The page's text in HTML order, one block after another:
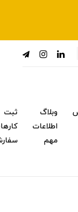
وبلاگ
اطلاعات
مهم
ثبت